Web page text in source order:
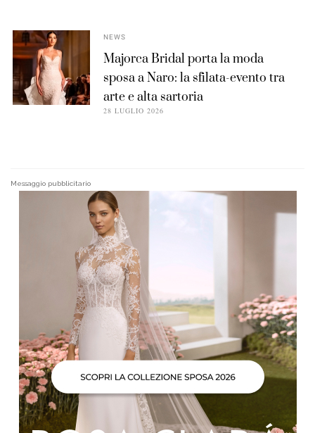
NEWS
Majorca Bridal porta la moda
sposa a Naro: la sfilata-evento tra
arte e alta sartoria
28 LUGLIO 2026
Messaggio pubblicitario